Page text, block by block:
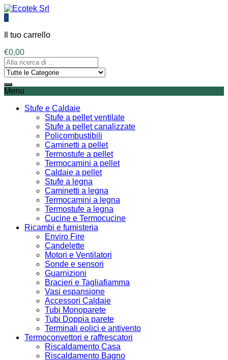
0
Il tuo carrello
€0,00
Menu
Stufe e Caldaie
Stufe a pellet ventilate
Stufe a pellet canalizzate
Policombustibili
Caminetti a pellet
Termostufe a pellet
Termocamini a pellet
Caldaie a pellet
Stufe a legna
Caminetti a legna
Termocamini a legna
Termostufe a legna
Cucine e Termocucine
Ricambi e fumisteria
Enviro Fire
Candelette
Motori e Ventilatori
Sonde e sensori
Guarnizioni
Bracieri e Tagliafiamma
Vasi espansione
Accessori Caldaie
Tubi Monoparete
Tubi Doppia parete
Terminali eolici e antivento
Termoconvettori e raffrescatori
Riscaldamento Casa
Riscaldamento Bagno